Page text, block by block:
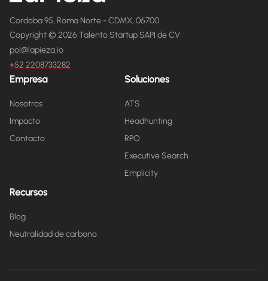
Cordoba 95, Roma Norte - CDMX, 06700
Copyright © 2026 Talento Startup SAPI de CV
pol@lapieza.io
+52 2208733282
Empresa
Nosotros
Impacto
Contacto
Soluciones
ATS
Headhunting
RPO
Executive Search
Emplicity
Recursos
Blog
Neutralidad de carbono